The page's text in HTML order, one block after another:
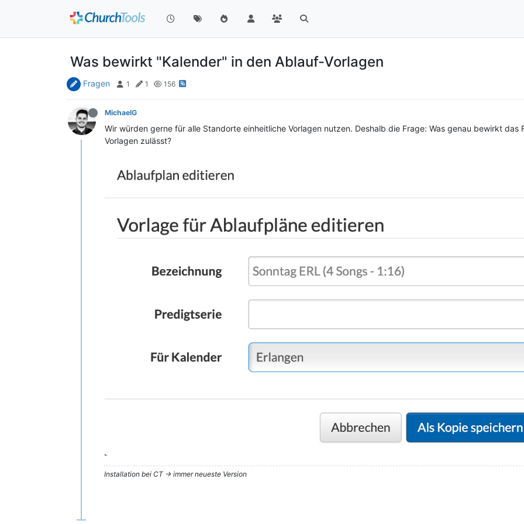
Was bewirkt "Kalender" in den Ablauf-Vorlagen
Fragen 1 1 156
MichaelG
Wir würden gerne für alle Standorte einheitliche Vorlagen nutzen. Deshalb die Frage: Was genau bewirkt
Vorlagen zulässt?
Installation bei CT -> immer neueste Version